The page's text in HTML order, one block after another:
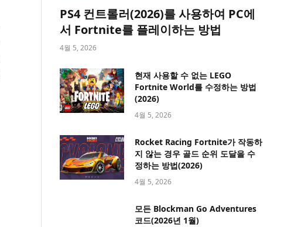
PS4 컨트롤러(2026)를 사용하여 PC에
서 Fortnite를 플레이하는 방법
4월 5, 2026
현재 사용할 수 없는 LEGO
Fortnite World를 수정하는 방법
(2026)
4월 5, 2026
Rocket Racing Fortnite가 작동하
지 않는 경우 골드 순위 도달을 수
정하는 방법(2026)
4월 5, 2026
모든 Blockman Go Adventures
코드(2026년 1월)